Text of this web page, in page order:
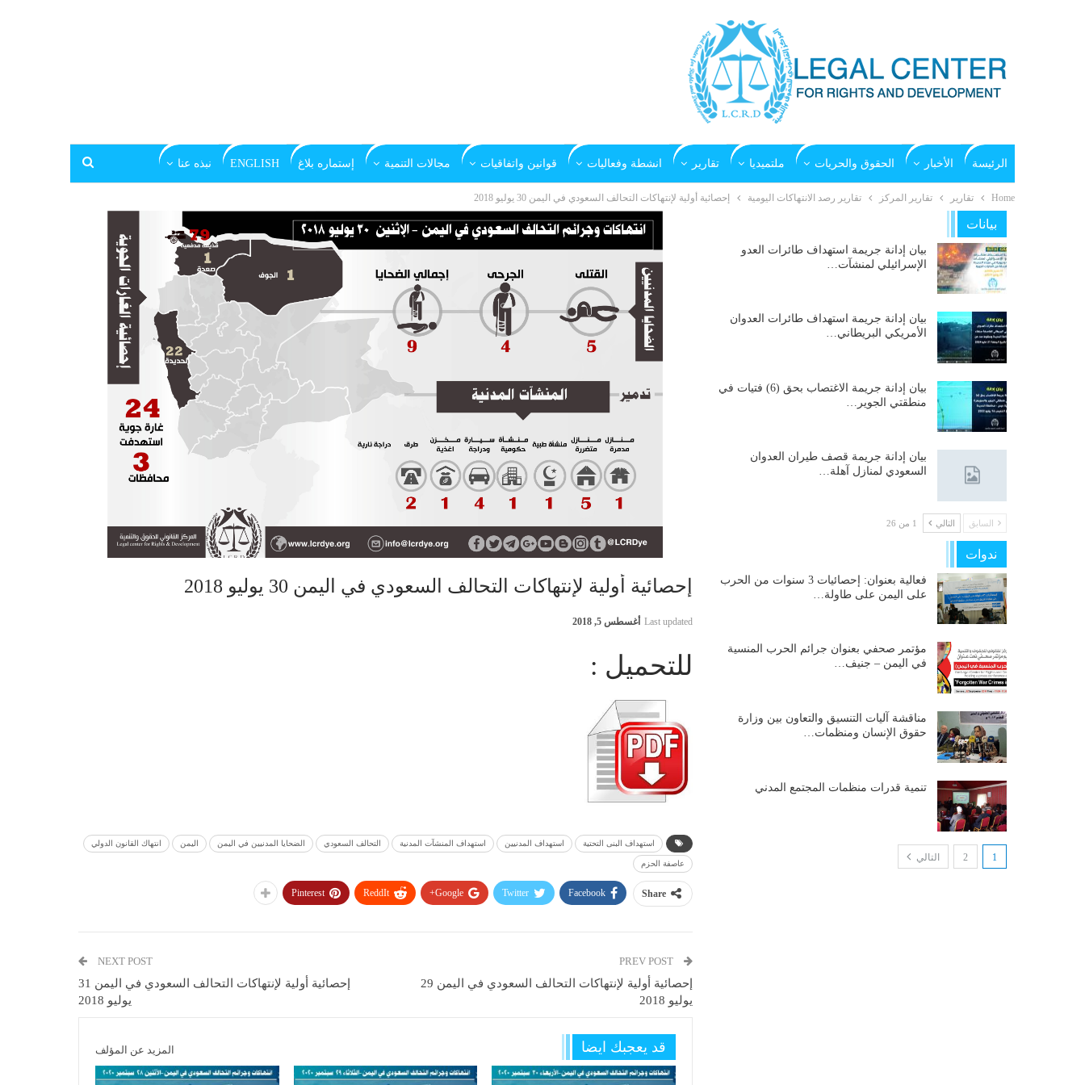
الرئيسة الأخبار الحقوق والحريات ملتميديا تقارير انشطة وفعاليات قوانين واتفاقيات مجالات التنمية إستماره بلاغ ENGLISH نبذه عنا
Home تقارير تقارير المركز تقارير رصد الانتهاكات اليومية إحصائية أولية لإنتهاكات التحالف السعودي في اليمن 30 يوليو 2018
إحصائية أولية لإنتهاكات التحالف السعودي في اليمن 30 يوليو 2018
Last updated أغسطس 5, 2018
للتحميل :
استهداف البنى التحتية استهداف المدنيين استهداف المنشآت المدنية التحالف السعودي الضحايا المدنيين في اليمن اليمن انتهاك القانون الدولي
عاصفة الحزم
Share
Facebook
Twitter
Google+
ReddIt
Pinterest
PREV POST
إحصائية أولية لإنتهاكات التحالف السعودي في اليمن 29
يوليو 2018
NEXT POST
إحصائية أولية لإنتهاكات التحالف السعودي في اليمن 31
يوليو 2018
قد يعجبك ايضا المزيد عن المؤلف
بيانات
بيان إدانة جريمة استهداف طائرات العدو
الإسرائيلي لمنشآت…
بيان إدانة جريمة استهداف طائرات العدوان
الأمريكي البريطاني…
بيان إدانة جريمة الاغتصاب بحق (6) فتيات في
منطقتي الجوير…
بيان إدانة جريمة قصف طيران العدوان
السعودي لمنازل آهلة…
السابق التالي 1 من 26
ندوات
فعالية بعنوان: إحصائيات 3 سنوات من الحرب
على اليمن على طاولة…
مؤتمر صحفي بعنوان جرائم الحرب المنسية
في اليمن – جنيف…
مناقشة آليات التنسيق والتعاون بين وزارة
حقوق الإنسان ومنظمات…
تنمية قدرات منظمات المجتمع المدني
1
2 التالي